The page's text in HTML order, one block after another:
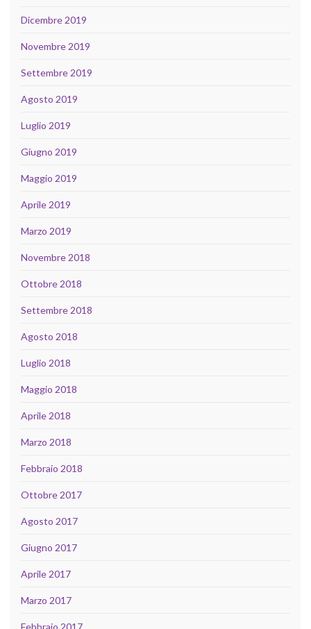
Dicembre 2019
Novembre 2019
Settembre 2019
Agosto 2019
Luglio 2019
Giugno 2019
Maggio 2019
Aprile 2019
Marzo 2019
Novembre 2018
Ottobre 2018
Settembre 2018
Agosto 2018
Luglio 2018
Maggio 2018
Aprile 2018
Marzo 2018
Febbraio 2018
Ottobre 2017
Agosto 2017
Giugno 2017
Aprile 2017
Marzo 2017
Febbraio 2017